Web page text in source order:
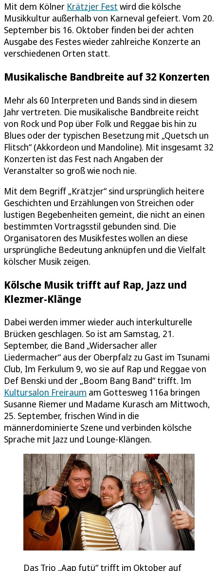
Mit dem Kölner Krätzjer Fest wird die kölsche
Musikkultur außerhalb von Karneval gefeiert. Vom 20.
September bis 16. Oktober finden bei der achten
Ausgabe des Festes wieder zahlreiche Konzerte an
verschiedenen Orten statt.
Musikalische Bandbreite auf 32 Konzerten
Mehr als 60 Interpreten und Bands sind in diesem
Jahr vertreten. Die musikalische Bandbreite reicht
von Rock und Pop über Folk und Reggae bis hin zu
Blues oder der typischen Besetzung mit „Quetsch un
Flitsch“ (Akkordeon und Mandoline). Mit insgesamt 32
Konzerten ist das Fest nach Angaben der
Veranstalter so groß wie noch nie.
Mit dem Begriff „Krätzjer“ sind ursprünglich heitere
Geschichten und Erzählungen von Streichen oder
lustigen Begebenheiten gemeint, die nicht an einen
bestimmten Vortragsstil gebunden sind. Die
Organisatoren des Musikfestes wollen an diese
ursprüngliche Bedeutung anknüpfen und die Vielfalt
kölscher Musik zeigen.
Kölsche Musik trifft auf Rap, Jazz und
Klezmer-Klänge
Dabei werden immer wieder auch interkulturelle
Brücken geschlagen. So ist am Samstag, 21.
September, die Band „Widersacher aller
Liedermacher“ aus der Oberpfalz zu Gast im Tsunami
Club, Im Ferkulum 9, wo sie auf Rap und Reggae von
Def Benski und der „Boom Bang Band“ trifft. Im
Kultursalon Freiraum am Gottesweg 116a bringen
Susanne Riemer und Madame Kurasch am Mittwoch,
25. September, frischen Wind in die
männerdominierte Szene und verbinden kölsche
Sprache mit Jazz und Lounge-Klängen.
Das Trio „Aap futü“ trifft im Oktober auf